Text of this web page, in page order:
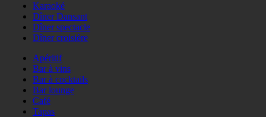
Karaoké
Dîner Dansant
Dîner spectacle
Dîner croisière
Apéritif
Bar à vins
Bar à cocktails
Bar lounge
Café
Tapas